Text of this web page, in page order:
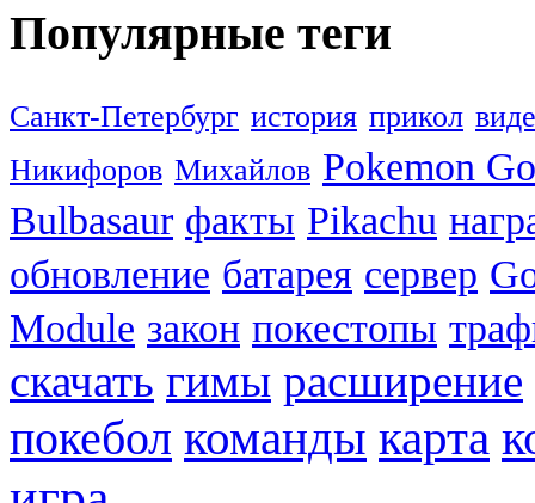
Популярные теги
Санкт-Петербург история прикол
Никифоров Михайлов Pokemon Go
Bulbasaur факты Pikachu
обновление батарея сервер
Module закон покестопы
скачать гимы расширение
покебол команды карта